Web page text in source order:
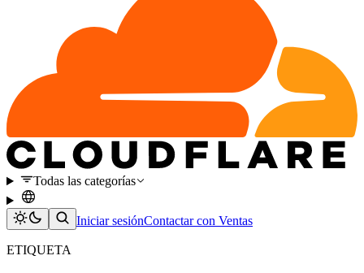
Todas las categorías
Iniciar sesiónContactar con Ventas
ETIQUETA